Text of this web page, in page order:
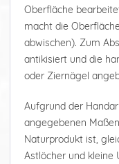
Oberfläche
macht die
abwischen). Zum
antikisiert und die
oder Ziernägel
Aufgrund der
angegebenen
Naturprodukt ist,
Astlöcher und kleine